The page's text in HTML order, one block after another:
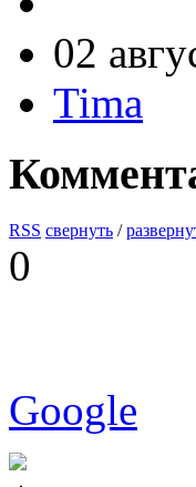
02
Tima
RSS свернуть /
0
Google